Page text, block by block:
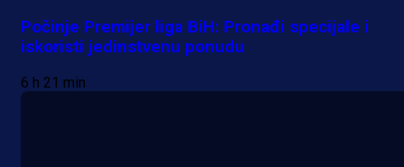
Počinje Premijer liga BiH: Pronađi specijale i
iskoristi jedinstvenu ponudu
6 h 21 min